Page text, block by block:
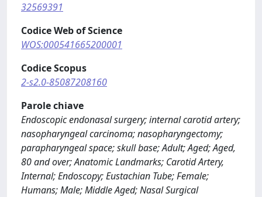
32569391
Codice Web of Science
WOS:000541665200001
Codice Scopus
2-s2.0-85087208160
Parole chiave
Endoscopic endonasal surgery; internal carotid artery;
nasopharyngeal carcinoma; nasopharyngectomy;
parapharyngeal space; skull base; Adult; Aged; Aged,
80 and over; Anatomic Landmarks; Carotid Artery,
Internal; Endoscopy; Eustachian Tube; Female;
Humans; Male; Middle Aged; Nasal Surgical